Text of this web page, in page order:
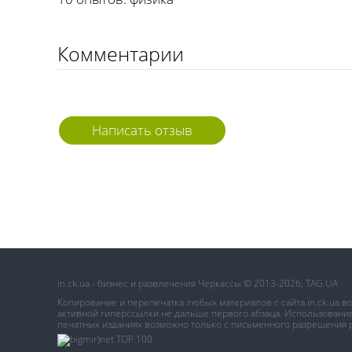
Комментарии
Написать отзыв
in.ck.ua - бизнес и развлечения Черкассы © 2013-2026, TAG.UA
Копирование и перепечатка любых материалов с сайта in.ck.ua
активной гиперссылки не дальше первого абзаца.
печатных изданиях возможно только с письменного разрешения